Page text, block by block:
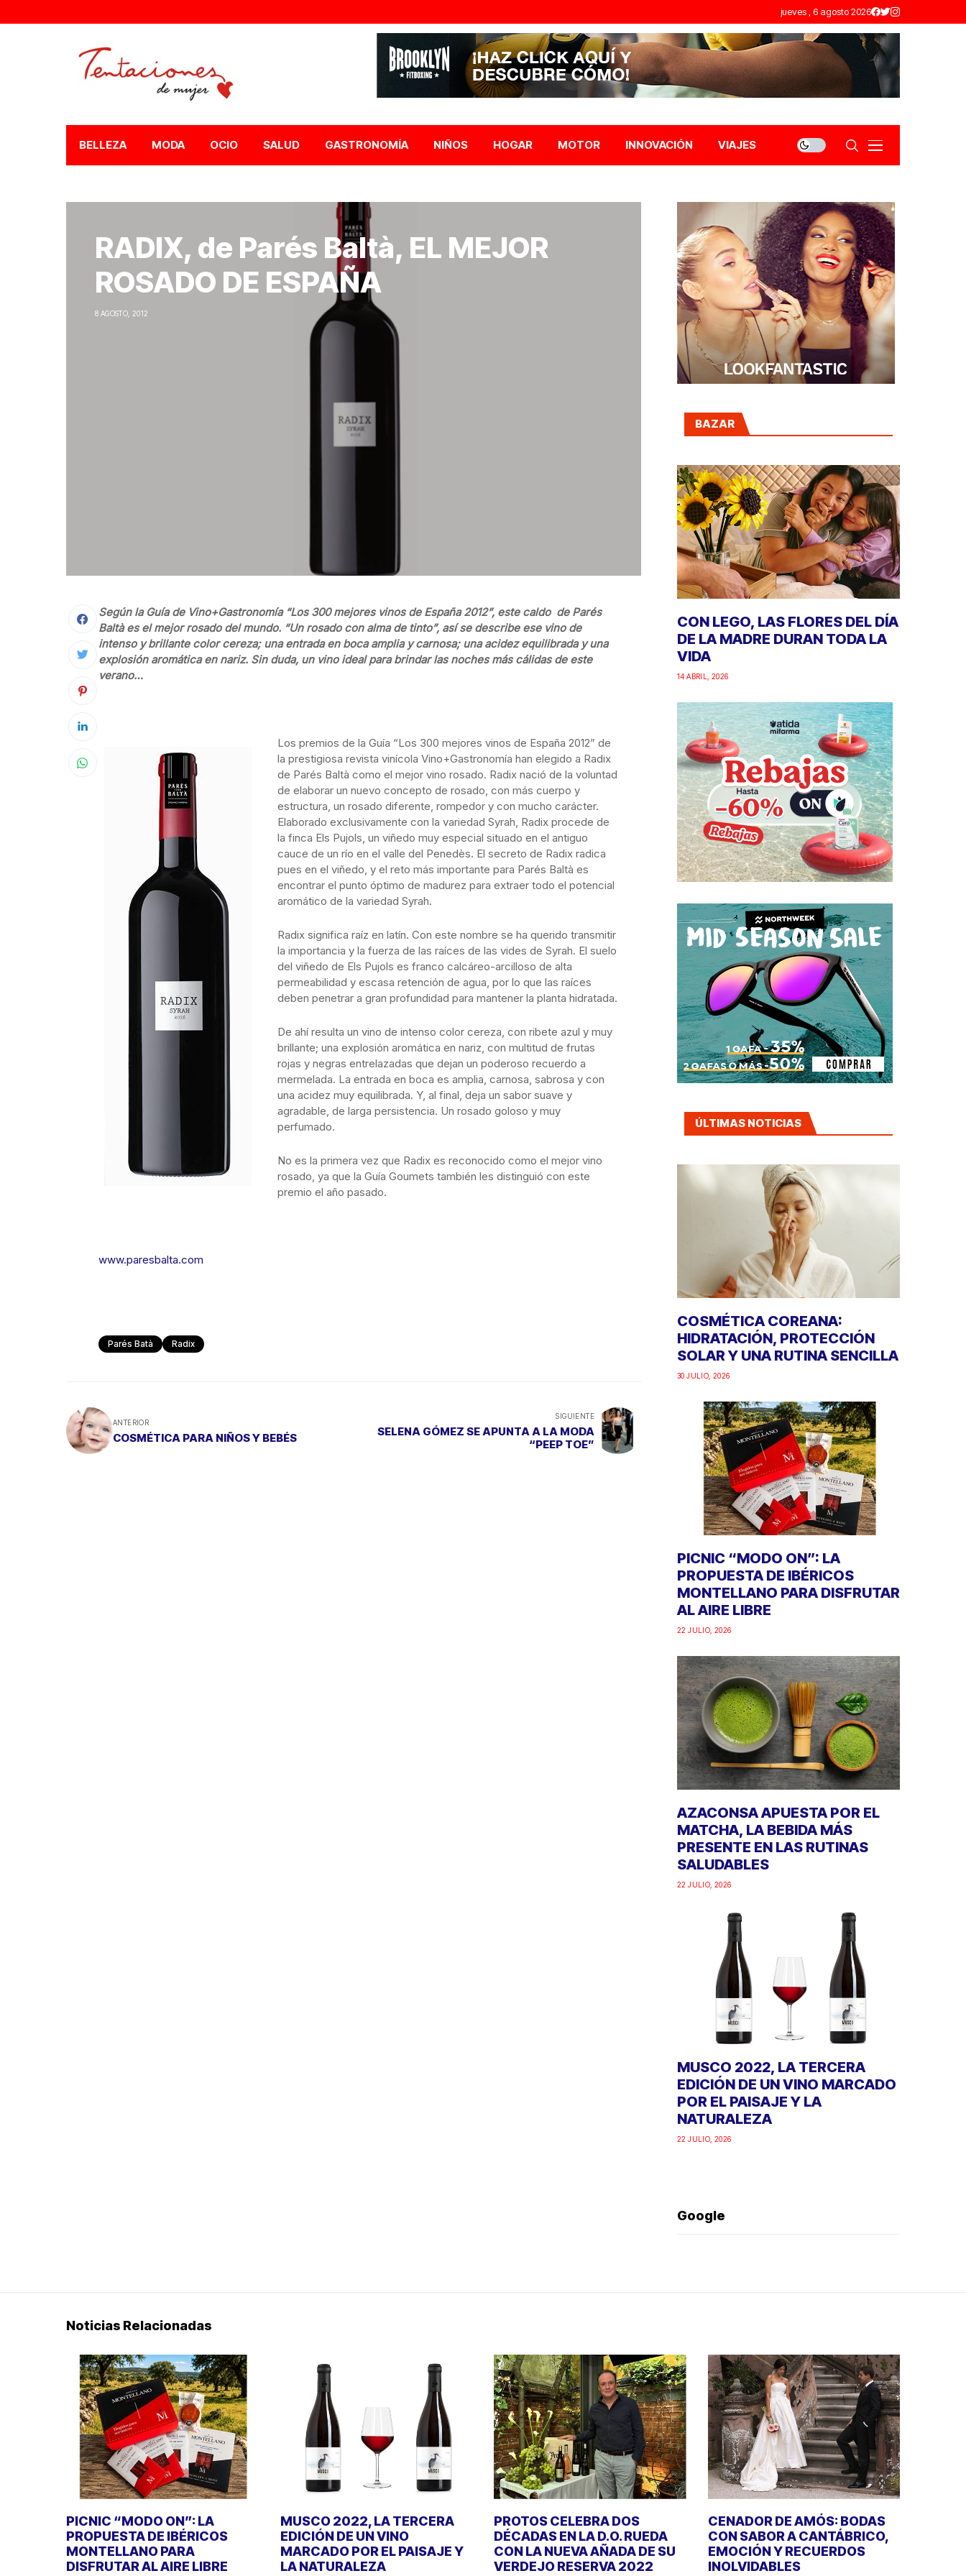
jueves , 6 agosto 2026
BELLEZA MODA OCIO SALUD GASTRONOMÍA NIÑOS HOGAR MOTOR INNOVACIÓN VIAJES
RADIX, de Parés Baltà, EL MEJOR
ROSADO DE ESPAÑA
8 AGOSTO, 2012
Según la Guía de Vino+Gastronomía “Los 300 mejores vinos de España 2012”, este caldo de Parés
Baltà es el mejor rosado del mundo. “Un rosado con alma de tinto”, así se describe ese vino de
intenso y brillante color cereza; una entrada en boca amplia y carnosa; una acidez equilibrada y una
explosión aromática en nariz. Sin duda, un vino ideal para brindar las noches más cálidas de este
verano…
Los premios de la Guía “Los 300 mejores vinos de España 2012” de
la prestigiosa revista vinícola Vino+Gastronomía han elegido a Radix
de Parés Baltà como el mejor vino rosado. Radix nació de la voluntad
de elaborar un nuevo concepto de rosado, con más cuerpo y
estructura, un rosado diferente, rompedor y con mucho carácter.
Elaborado exclusivamente con la variedad Syrah, Radix procede de
la finca Els Pujols, un viñedo muy especial situado en el antiguo
cauce de un río en el valle del Penedès. El secreto de Radix radica
pues en el viñedo, y el reto más importante para Parés Baltà es
encontrar el punto óptimo de madurez para extraer todo el potencial
aromático de la variedad Syrah.
Radix significa raíz en latín. Con este nombre se ha querido transmitir
la importancia y la fuerza de las raíces de las vides de Syrah. El suelo
del viñedo de Els Pujols es franco calcáreo-arcilloso de alta
permeabilidad y escasa retención de agua, por lo que las raíces
deben penetrar a gran profundidad para mantener la planta hidratada.
De ahí resulta un vino de intenso color cereza, con ribete azul y muy
brillante; una explosión aromática en nariz, con multitud de frutas
rojas y negras entrelazadas que dejan un poderoso recuerdo a
mermelada. La entrada en boca es amplia, carnosa, sabrosa y con
una acidez muy equilibrada. Y, al final, deja un sabor suave y
agradable, de larga persistencia. Un rosado goloso y muy
perfumado.
No es la primera vez que Radix es reconocido como el mejor vino
rosado, ya que la Guía Goumets también les distinguió con este
premio el año pasado.
www.paresbalta.com
Parés Batà Radix
ANTERIOR
COSMÉTICA PARA NIÑOS Y BEBÉS
SIGUIENTE
SELENA GÓMEZ SE APUNTA A LA MODA
“PEEP TOE”
BAZAR
CON LEGO, LAS FLORES DEL DÍA
DE LA MADRE DURAN TODA LA
VIDA
14 ABRIL, 2026
ÚLTIMAS NOTICIAS
COSMÉTICA COREANA:
HIDRATACIÓN, PROTECCIÓN
SOLAR Y UNA RUTINA SENCILLA
30 JULIO, 2026
PICNIC “MODO ON”: LA
PROPUESTA DE IBÉRICOS
MONTELLANO PARA DISFRUTAR
AL AIRE LIBRE
22 JULIO, 2026
AZACONSA APUESTA POR EL
MATCHA, LA BEBIDA MÁS
PRESENTE EN LAS RUTINAS
SALUDABLES
22 JULIO, 2026
MUSCO 2022, LA TERCERA
EDICIÓN DE UN VINO MARCADO
POR EL PAISAJE Y LA
NATURALEZA
22 JULIO, 2026
Google
Noticias Relacionadas
PICNIC “MODO ON”: LA
PROPUESTA DE IBÉRICOS
MONTELLANO PARA
DISFRUTAR AL AIRE LIBRE
MUSCO 2022, LA TERCERA
EDICIÓN DE UN VINO
MARCADO POR EL PAISAJE Y
LA NATURALEZA
PROTOS CELEBRA DOS
DÉCADAS EN LA D.O. RUEDA
CON LA NUEVA AÑADA DE SU
VERDEJO RESERVA 2022
CENADOR DE AMÓS: BODAS
CON SABOR A CANTÁBRICO,
EMOCIÓN Y RECUERDOS
INOLVIDABLES